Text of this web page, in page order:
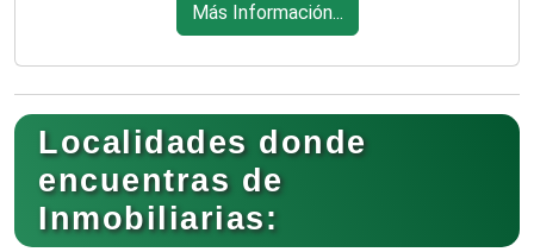
Más Información...
Localidades donde
encuentras de
Inmobiliarias: